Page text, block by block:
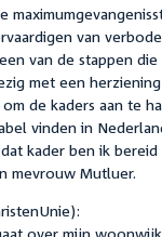
van
van de stappen
met een
de kaders aan te
vinden in
kader ben ik
mevrouw Mutluer.
over mijn